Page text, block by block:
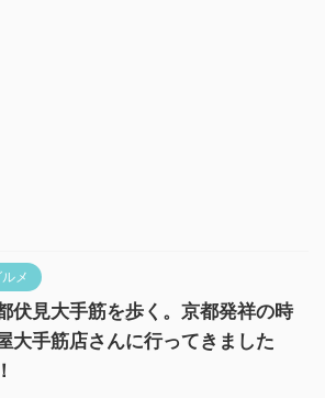
メ
伏見大手筋を歩く。京都発祥の時
大手筋店さんに行ってきました